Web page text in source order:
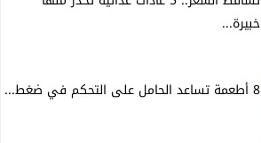
خبيرة...
8 أطعمة تساعد الحامل على التحكم في ضغط...